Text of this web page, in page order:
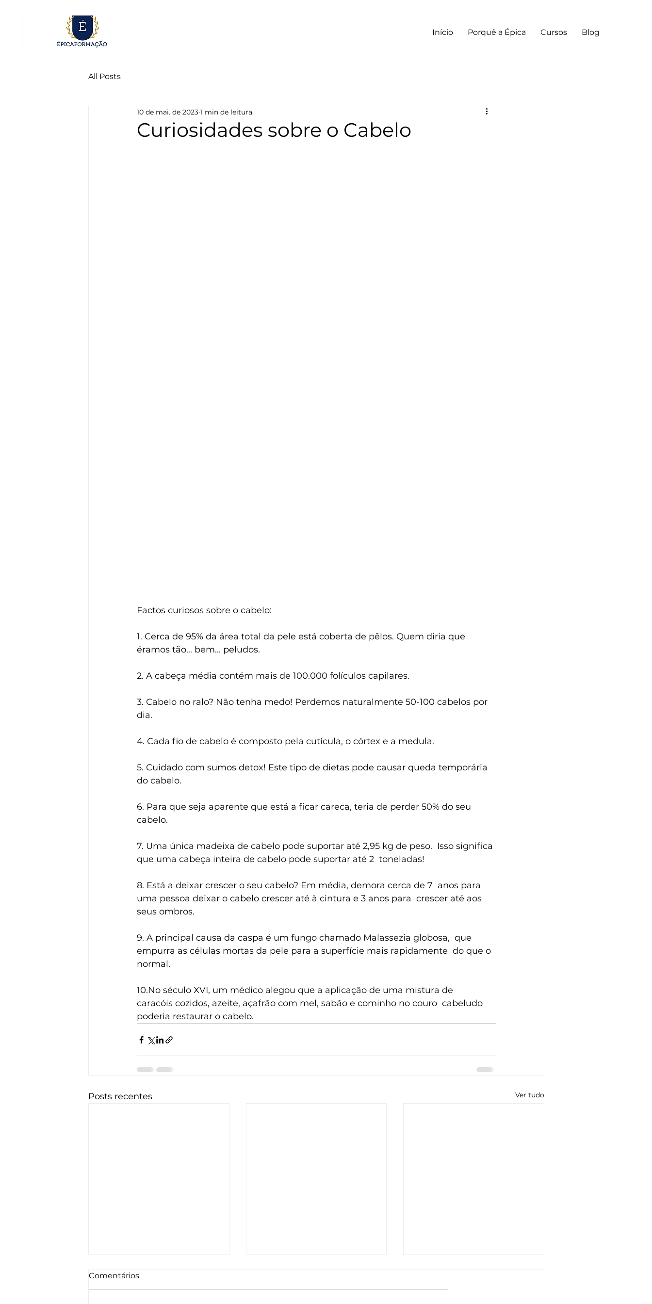
Início Porquê a Épica Cursos Blog
All Posts
Curiosidades sobre o Cabelo
10 de mai. de 2023 1 min de leitura
Factos curiosos sobre o cabelo:
1. Cerca de 95% da área total da pele está coberta de pêlos. Quem diria que
éramos tão... bem... peludos.
2. A cabeça média contém mais de 100.000 folículos capilares.
3. Cabelo no ralo? Não tenha medo! Perdemos naturalmente 50-100 cabelos por
dia.
4. Cada fio de cabelo é composto pela cutícula, o córtex e a medula.
5. Cuidado com sumos detox! Este tipo de dietas pode causar queda temporária
do cabelo.
6. Para que seja aparente que está a ficar careca, teria de perder 50% do seu
cabelo.
7. Uma única madeixa de cabelo pode suportar até 2,95 kg de peso.  Isso significa
que uma cabeça inteira de cabelo pode suportar até 2  toneladas!
8. Está a deixar crescer o seu cabelo? Em média, demora cerca de 7  anos para
uma pessoa deixar o cabelo crescer até à cintura e 3 anos para  crescer até aos
seus ombros.
9. A principal causa da caspa é um fungo chamado Malassezia globosa,  que
empurra as células mortas da pele para a superfície mais rapidamente  do que o
normal.
10.No século XVI, um médico alegou que a aplicação de uma mistura de
caracóis cozidos, azeite, açafrão com mel, sabão e cominho no couro  cabeludo
poderia restaurar o cabelo.
Posts recentes Ver tudo
Comentários